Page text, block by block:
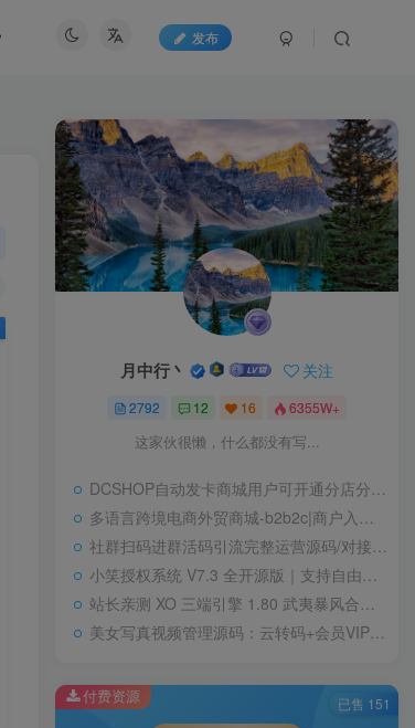
发布
月中行丶 关注
2792 12 16 6355W+
这家伙很懒，什么都没有写...
DCSHOP自动发卡商城用户可开通分店分销，支持实物发货，自带博客功能
多语言跨境电商外贸商城-b2b2c|商户入驻|随机物流|信用分|平台代发
社群扫码进群活码引流完整运营源码/对接免签约支付接口/推广正常绑定下级
小笑授权系统 V7.3 全开源版｜支持自由二次开发
站长亲测 XO 三端引擎 1.80 武夷暴风合击复古传奇手游服务端 魔神领域盘古圣地降魔天堂
美女写真视频管理源码：云转码+会员VIP系统，一键采集+代理系统全支持
付费资源 已售 151